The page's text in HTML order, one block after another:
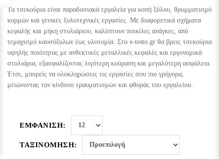
Τα τσεκούρια είναι παραδοσιακά εργαλεία για κοπή ξύλου, θρυμματισμό
κορμών και γενικές ξυλοτεχνικές εργασίες. Με διαφορετικά σχήματα
κεφαλής και μήκη στυλιάριου, καλύπτουν ποικίλες ανάγκες, από
τεμαχισμό καυσόξυλων έως υλοτομία. Στο e-testo.gr θα βρεις τσεκούρια
υψηλής ποιότητας με ανθεκτικές μεταλλικές κεφαλές και εργονομικά
στυλιάρια, εξασφαλίζοντας λιγότερη κούραση και μεγαλύτερη ασφάλεια.
Έτσι, μπορείς να ολοκληρώσεις τις εργασίες σου πιο γρήγορα,
μειώνοντας τον κίνδυνο τραυματισμών και φθοράς του εργαλείου.
ΕΜΦΆΝΙΣΗ:
ΤΑΞΙΝΌΜΗΣΗ: